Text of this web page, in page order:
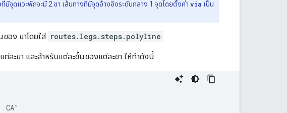
มีจุดแวะพักจะมี 2 ขา เส้นทางที่มีจุดอ้างอิงระดับกลาง 1 จุดโดยตั้งค่า via เป็น
อง ขาโดยใส่ routes.legs.steps.polyline
ละขา และสำหรับแต่ละขั้นของแต่ละขา ให้ทำดังนี้
CA"